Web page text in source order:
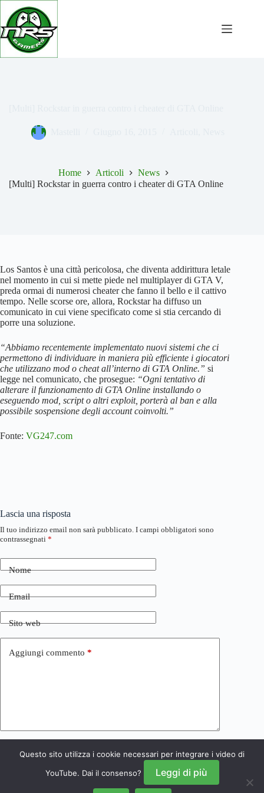
Salta
contenuto
Home Articoli
News
[Multi] Rockstar in guerra contro i cheater di GTA Online
Los Santos è una città pericolosa, che diventa addirittura letale
nel momento in cui si mette piede nel multiplayer di GTA V,
preda ormai di numerosi cheater che fanno il bello e il cattivo
tempo. Nelle scorse ore, allora, Rockstar ha diffuso un
comunicato in cui viene specificato come si stia cercando di
porre una soluzione.
“Abbiamo recentemente implementato nuovi sistemi che ci
permettono di individuare in maniera più efficiente i giocatori
che utilizzano mod o cheat all’interno di GTA Online.” si
legge nel comunicato, che prosegue: “Ogni tentativo di
alterare il funzionamento di GTA Online installando o
eseguendo mod, script o altri exploit, porterà al ban e alla
possibile sospensione degli account coinvolti.”
Fonte: VG247.com
Lascia una risposta
Il tuo indirizzo email non sarà pubblicato. I campi obbligatori sono
contrassegnati *
Nome
Email
Sito web
Aggiungi commento *
Invia commento
Questo sito utilizza i cookie necessari per integrare i video di
YouTube. Dai il consenso?
Leggi di più